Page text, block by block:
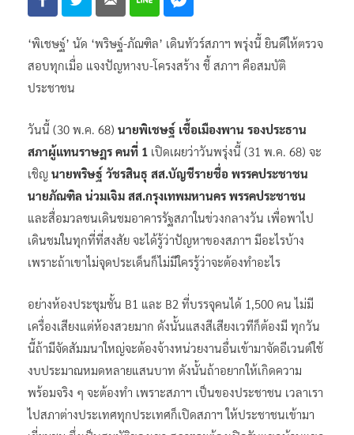
‘พิเชษฐ์’ นัด ‘พริษฐ์-ภัณฑิล’ เดินทัวร์สภาฯ พรุ่งนี้ ยินดีให้ตรวจ
สอบทุกเมื่อ แจงปัญหางบ-โครงสร้าง ชี้ สภาฯ คือสมบัติ
ประชาชน
วันนี้ (30 พ.ค. 68) นายพิเชษฐ์ เชื้อเมืองพาน รองประธาน
สภาผู้แทนราษฎร คนที่ 1 เปิดเผยว่าวันพรุ่งนี้ (31 พ.ค. 68) จะ
เชิญ นายพริษฐ์ วัชรสินธุ สส.บัญชีรายชื่อ พรรคประชาชน
นายภัณฑิล น่วมเจิม สส.กรุงเทพมหานคร พรรคประชาชน
และสื่อมวลชนเดินชมอาคารรัฐสภาในข่วงกลางวัน เพื่อพาไป
เดินชมในทุกที่ที่สงสัย จะได้รู้ว่าปัญหาของสภาฯ มีอะไรบ้าง
เพราะถ้าเขาไม่จุดประเด็นก็ไม่มีใครรู้ว่าจะต้องทำอะไร
อย่างห้องประชุมชั้น B1 และ B2 ที่บรรจุคนได้ 1,500 คน ไม่มี
เครื่องเสียงแต่ห้องสวยมาก ดังนั้นแสงสีเสียงเวทีก็ต้องมี ทุกวัน
นี้ถ้ามีจัดสัมมนาใหญ่จะต้องจ้างหน่วยงานอื่นเข้ามาจัดอีเวนต์ใช้
งบประมาณหมดหลายแสนบาท ดังนั้นถ้าอยากให้เกิดความ
พร้อมจริง ๆ จะต้องทำ เพราะสภาฯ เป็นของประชาชน เวลาเรา
ไปสภาต่างประเทศทุกประเทศก็เปิดสภาฯ ให้ประชาชนเข้ามา